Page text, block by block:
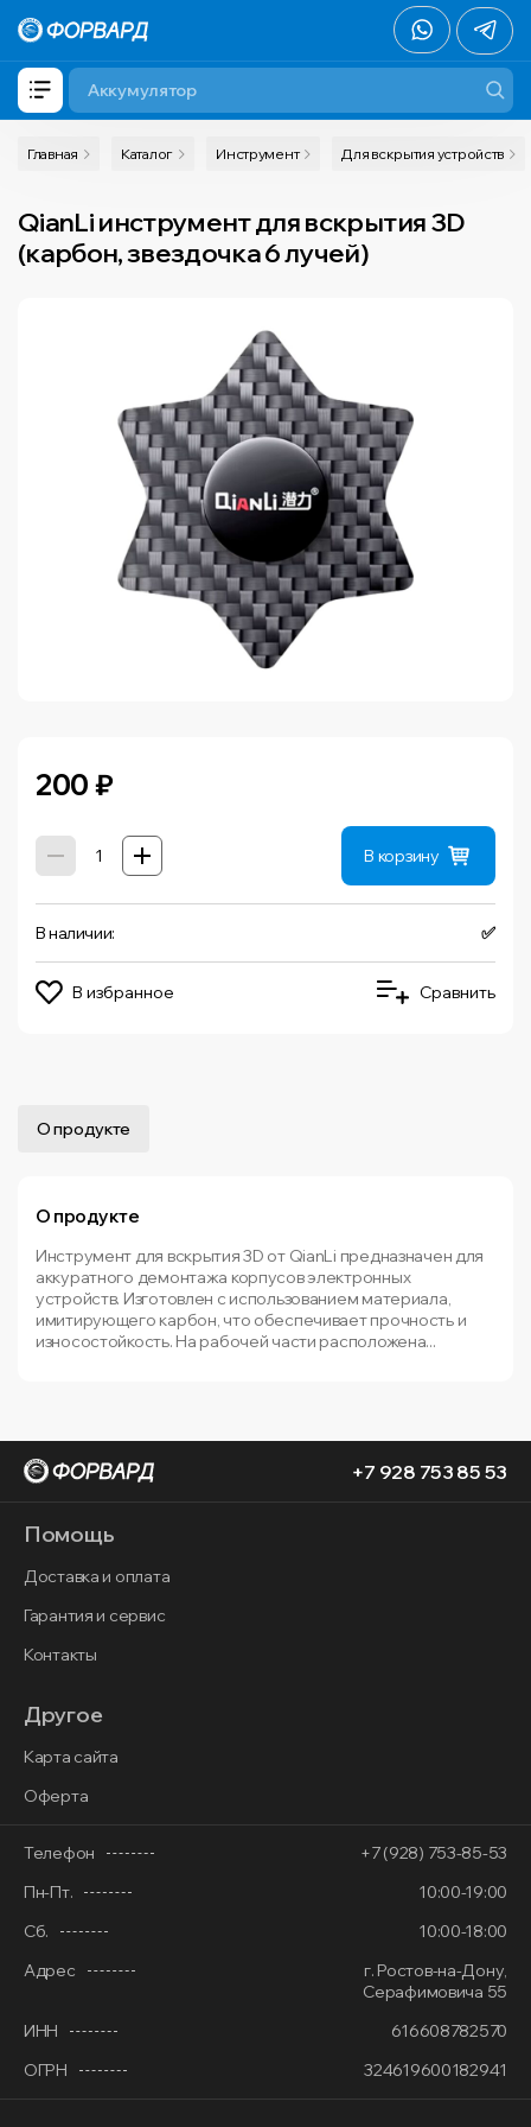
Главная Каталог Инструмент Для вскрытия устройств
QianLi инструмент для вскрытия 3D
(карбон, звездочка 6 лучей)
200 ₽
В корзину
В наличии: ✅
В избранное Сравнить
О продукте
О продукте
Инструмент для вскрытия 3D от QianLi предназначен для
аккуратного демонтажа корпусов электронных
устройств. Изготовлен с использованием материала,
имитирующего карбон, что обеспечивает прочность и
износостойкость. На рабочей части расположена...
+7 928 753 85 53
Помощь
Доставка и оплата
Гарантия и сервис
Контакты
Другое
Карта сайта
Оферта
Телефон
+7 (928) 753-85-53
Пн-Пт.
10:00-19:00
Сб.
10:00-18:00
Адрес
г. Ростов-на-Дону,
Серафимовича 55
ИНН
616608782570
ОГРН
324619600182941